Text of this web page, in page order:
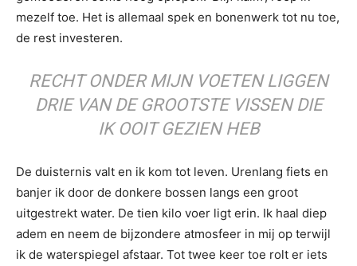
mezelf toe. Het is allemaal spek en bonenwerk tot nu toe,
de rest investeren.
RECHT ONDER MIJN VOETEN LIGGEN
DRIE VAN DE GROOTSTE VISSEN DIE
IK OOIT GEZIEN HEB
De duisternis valt en ik kom tot leven. Urenlang fiets en
banjer ik door de donkere bossen langs een groot
uitgestrekt water. De tien kilo voer ligt erin. Ik haal diep
adem en neem de bijzondere atmosfeer in mij op terwijl
ik de waterspiegel afstaar. Tot twee keer toe rolt er iets